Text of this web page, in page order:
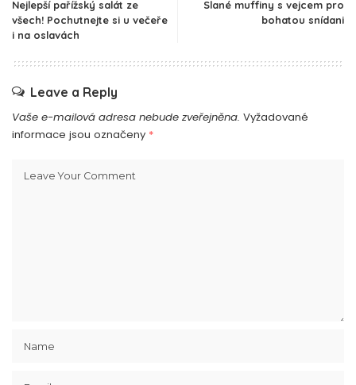
Nejlepší pařížský salát ze
všech! Pochutnejte si u večeře
i na oslavách
Slané muffiny s vejcem pro
bohatou snídani
Leave a Reply
Vaše e-mailová adresa nebude zveřejněna. Vyžadované
informace jsou označeny *